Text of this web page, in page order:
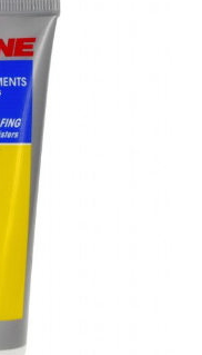
Nouveau client ?
Créer un compte